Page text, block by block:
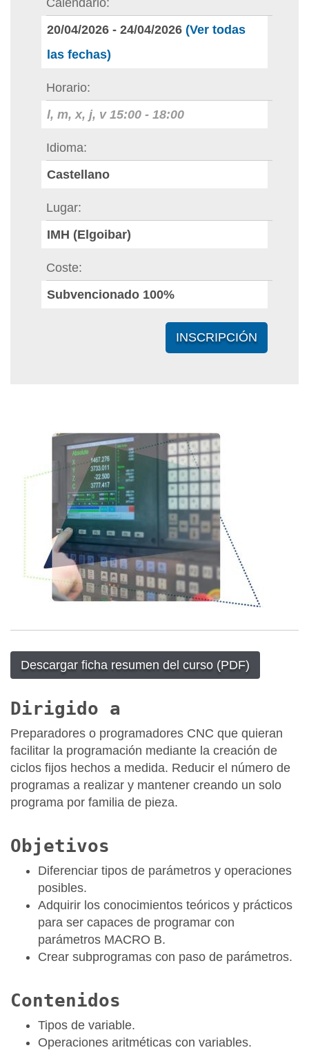
Calendario
20/04/2026 - 24/04/2026 (Ver todas
las fechas)
Horario
l, m, x, j, v 15:00 - 18:00
Idioma
Castellano
Lugar
IMH (Elgoibar)
Coste
Subvencionado 100%
INSCRIPCIÓN
Descargar ficha resumen del curso (PDF)
Dirigido a
Preparadores o programadores CNC que quieran
facilitar la programación mediante la creación de
ciclos fijos hechos a medida. Reducir el número de
programas a realizar y mantener creando un solo
programa por familia de pieza.
Objetivos
Diferenciar tipos de parámetros y operaciones
posibles.
Adquirir los conocimientos teóricos y prácticos
para ser capaces de programar con
parámetros MACRO B.
Crear subprogramas con paso de parámetros.
Contenidos
Tipos de variable.
Operaciones aritméticas con variables.